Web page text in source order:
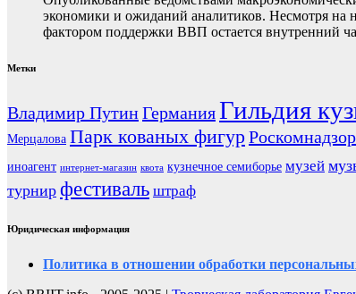
экономики и ожиданий аналитиков. Несмотря на
фактором поддержки ВВП остается внутренний
Метки
Владимир ПутинГерманияГильдия
Мерцалова Парк кованых фигурРоскомнадзор
иноагент интернет-магазин квота кузнечное семиборье музей
турнир фестиваль штраф
Юридическая информация
Политика в отношении обработки